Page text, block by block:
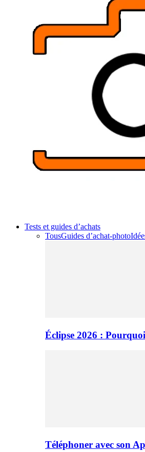
Tests et guides d’achats
TousGuides d’achat-photo
Éclipse 2026 :
Téléphoner avec son